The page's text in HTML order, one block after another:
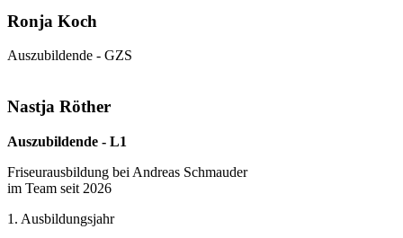
Ronja Koch
Auszubildende - GZS
Nastja Röther
Auszubildende - L1
Friseurausbildung bei Andreas Schmauder
im Team seit 2026
1. Ausbildungsjahr